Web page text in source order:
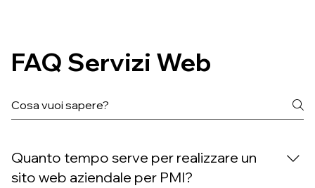
FAQ Servizi Web
Quanto tempo serve per realizzare un
sito web aziendale per PMI?